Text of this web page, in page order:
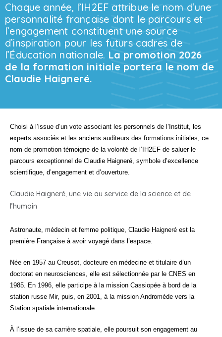
Chaque année, l’IH2EF attribue le nom d’une
personnalité française dont le parcours et
l’engagement constituent une source
d’inspiration pour les futurs cadres de
l’Éducation nationale. La promotion 2026
de la formation initiale portera le nom de
Claudie Haigneré.
Choisi à l’issue d’un vote associant les personnels de l’Institut, les
experts associés et les anciens auditeurs des formations initiales, ce
nom de promotion témoigne de la volonté de l’IH2EF de saluer le
parcours exceptionnel de Claudie Haigneré, symbole d’excellence
scientifique, d’engagement et d’ouverture.
Claudie Haigneré, une vie au service de la science et de
l’humain
Astronaute, médecin et femme politique, Claudie Haigneré est la
première Française à avoir voyagé dans l’espace.
Née en 1957 au Creusot, docteure en médecine et titulaire d’un
doctorat en neurosciences, elle est sélectionnée par le CNES en
1985. En 1996, elle participe à la mission Cassiopée à bord de la
station russe Mir, puis, en 2001, à la mission Andromède vers la
Station spatiale internationale.
À l’issue de sa carrière spatiale, elle poursuit son engagement au